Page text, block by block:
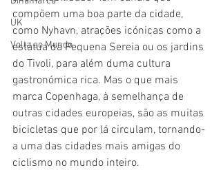
UK
Volta ao Mundo
compõem uma boa parte da cidade,
como Nyhavn, atrações icónicas como a
estátua da Pequena Sereia ou os jardins
do Tivoli, para além duma cultura
gastronómica rica. Mas o que mais
marca Copenhaga, à semelhança de
outras cidades europeias, são as muitas
bicicletas que por lá circulam, tornando-
a uma das cidades mais amigas do
ciclismo no mundo inteiro.